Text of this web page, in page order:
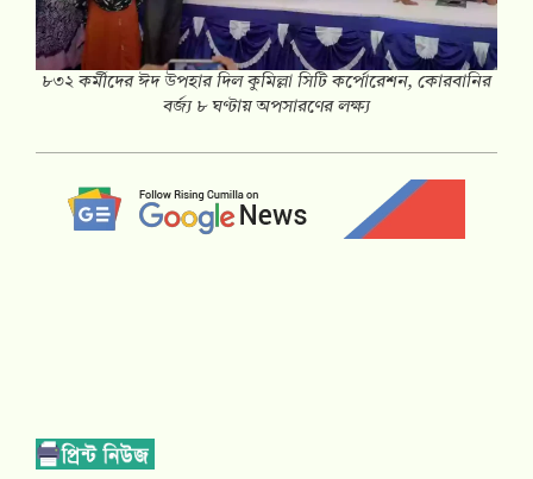
৮৩২ কর্মীদের ঈদ উপহার দিল কুমিল্লা সিটি কর্পোরেশন, কোরবানির
বর্জ্য ৮ ঘণ্টায় অপসারণের লক্ষ্য